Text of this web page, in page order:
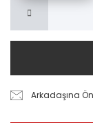
Arkadaşına